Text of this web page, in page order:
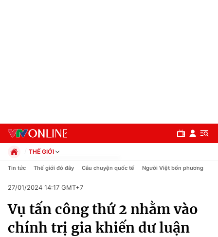
Chuyên mục
Chính trị
THẾ GIỚI
Chính trị
Pháp luật
Kinh tế
Thể thao
Truyền hình
Tin tức Thế giới đó đây Câu chuyện quốc tế Người Việt bốn phương
27/01/2024 14:17 GMT+7
Vụ tấn công thứ 2 nhằm vào
chính trị gia khiến dư luận